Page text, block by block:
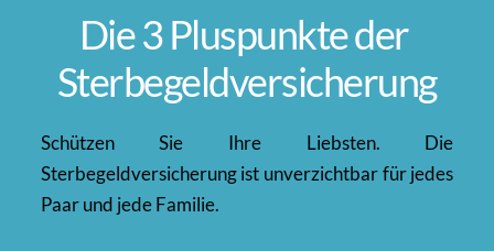
Die 3 Pluspunkte der
Sterbegeldversicherung
Schützen Sie Ihre Liebsten. Die
Sterbegeldversicherung ist unverzichtbar für jedes
Paar und jede Familie.